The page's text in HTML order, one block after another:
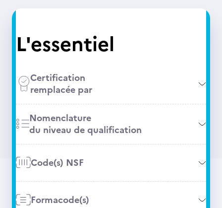
L'essentiel
Certification
remplacée par
Nomenclature
du niveau de qualification
Code(s) NSF
Formacode(s)